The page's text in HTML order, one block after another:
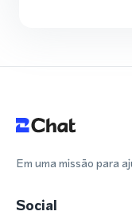
Em uma missão para
Social